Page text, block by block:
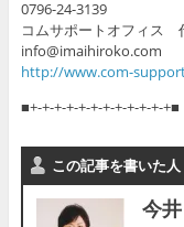
0796-24-3139
コムサポートオフィス
info@imaihiroko.com
http://www.com-
■+-+-+-+-+-+-+-+-+-+-+-+■
この記事を書いた人
今